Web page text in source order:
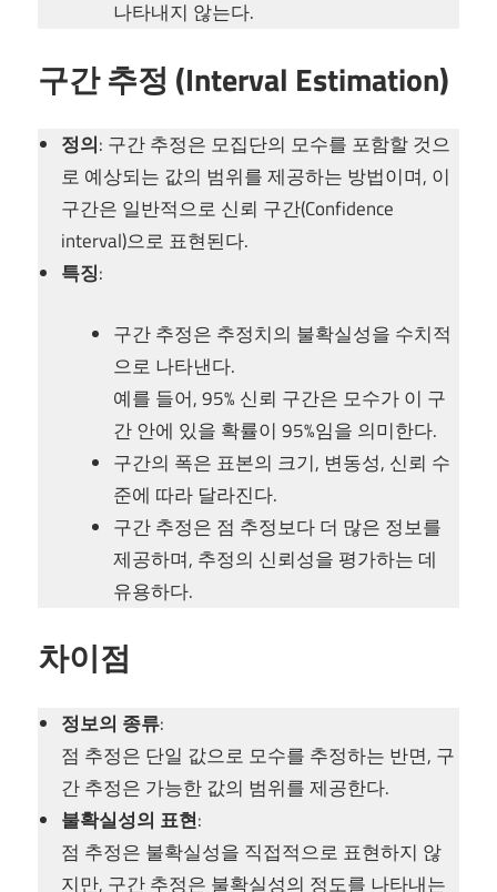
나타내지 않는다.
구간 추정 (Interval Estimation)
정의: 구간 추정은 모집단의 모수를 포함할 것으
로 예상되는 값의 범위를 제공하는 방법이며, 이
구간은 일반적으로 신뢰 구간(Confidence
interval)으로 표현된다.
특징:
구간 추정은 추정치의 불확실성을 수치적
으로 나타낸다.
예를 들어, 95% 신뢰 구간은 모수가 이 구
간 안에 있을 확률이 95%임을 의미한다.
구간의 폭은 표본의 크기, 변동성, 신뢰 수
준에 따라 달라진다.
구간 추정은 점 추정보다 더 많은 정보를
제공하며, 추정의 신뢰성을 평가하는 데
유용하다.
차이점
정보의 종류:
점 추정은 단일 값으로 모수를 추정하는 반면, 구
간 추정은 가능한 값의 범위를 제공한다.
불확실성의 표현:
점 추정은 불확실성을 직접적으로 표현하지 않
지만, 구간 추정은 불확실성의 정도를 나타내는